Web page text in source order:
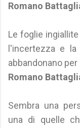
Romano
Le foglie
l'incertezza e
abbandonano
Romano
Sembra una
una di quelle